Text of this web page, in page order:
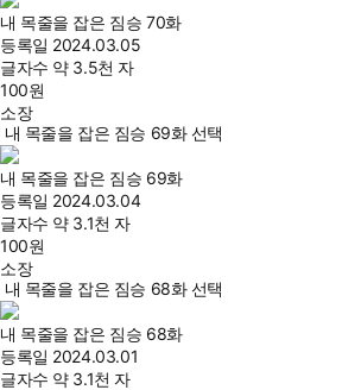
내 목줄을 잡은 짐승 70화
등록일 2024.03.05
글자수 약 3.5천 자
100원
소장
내 목줄을 잡은 짐승 69화 선택
내 목줄을 잡은 짐승 69화
등록일 2024.03.04
글자수 약 3.1천 자
100원
소장
내 목줄을 잡은 짐승 68화 선택
내 목줄을 잡은 짐승 68화
등록일 2024.03.01
글자수 약 3.1천 자